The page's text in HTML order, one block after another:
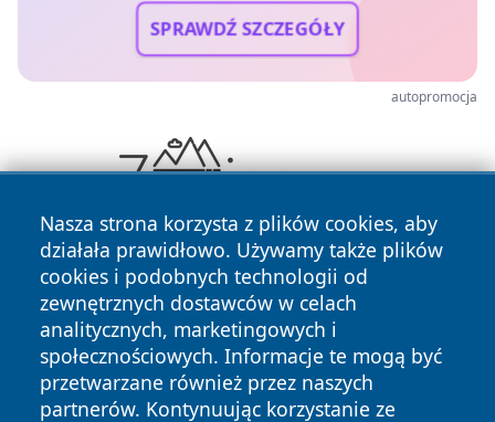
SPRAWDŹ SZCZEGÓŁY
autopromocja
Nasza strona korzysta z plików cookies, aby
działała prawidłowo. Używamy także plików
cookies i podobnych technologii od
zewnętrznych dostawców w celach
analitycznych, marketingowych i
społecznościowych. Informacje te mogą być
przetwarzane również przez naszych
partnerów. Kontynuując korzystanie ze
Copyright © 2026 swidnicanews.pl Wszystkie prawa